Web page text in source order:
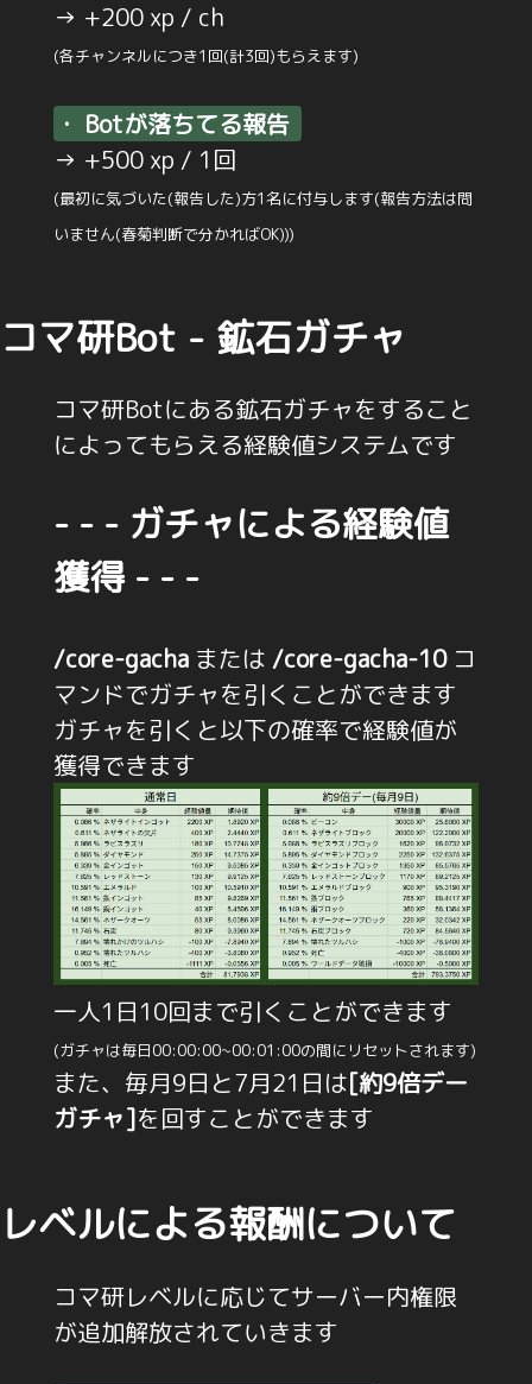
→ +200 xp / ch
(各チャンネルにつき1回(計3回)もらえます)
・ Botが落ちてる報告
→ +500 xp / 1回
(最初に気づいた(報告した)方1名に付与します(報告方法は問
いません(春菊判断で分かればOK)))
コマ研Bot - 鉱石ガチャ
コマ研Botにある鉱石ガチャをすること
によってもらえる経験値システムです
- - - ガチャによる経験値
獲得 - - -
/core-gachaまたは /core-gacha-10コ
マンドでガチャを引くことができます
ガチャを引くと以下の確率で経験値が
獲得できます
一人1日10回まで引くことができます
(ガチャは毎日00:00:00~00:01:00の間にリセットされます)
また、毎月9日と7月21日は[約9倍デー
ガチャ]を回すことができます
レベルによる報酬について
コマ研レベルに応じてサーバー内権限
が追加解放されていきます